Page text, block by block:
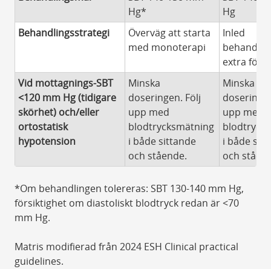
Hg*
Hg
Behandlingsstrategi
Överväg att starta
med monoterapi
Inled
extra
Vid mottagnings-SBT
<120 mm Hg (tidigare
skörhet) och/eller
ortostatisk
hypotension
Minska
doseringen. Följ
upp med
blodtrycksmätning
i både sittande
och stående.
Minska
upp med
i både
och
*Om behandlingen tolereras: SBT 130-140 mm Hg,
försiktighet om diastoliskt blodtryck redan är <70
mm Hg.
Matris modifierad från 2024 ESH Clinical practical
guidelines.